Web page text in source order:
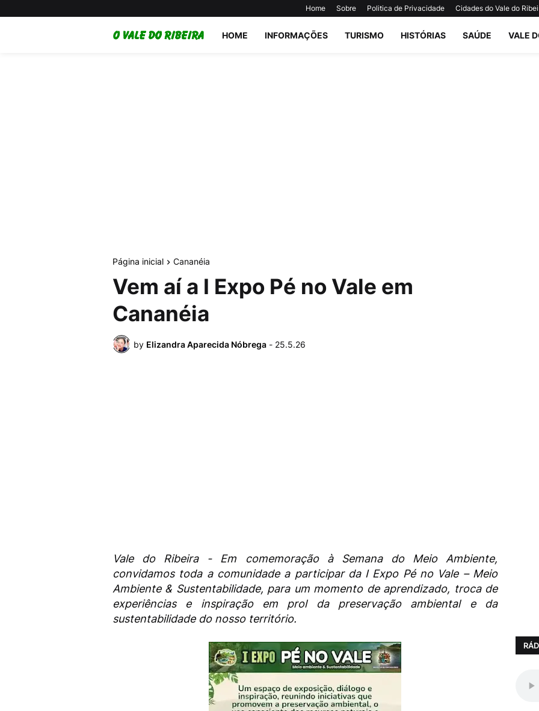
Home Sobre Politica de Privacidade Cidades do Vale do
HOME INFORMAÇÕES TURISMO HISTÓRIAS SAÚDE VALE
Página inicial Cananéia
Vem aí a I Expo Pé no Vale em
Cananéia
by Elizandra Aparecida Nóbrega - 25.5.26
Vale do Ribeira - Em comemoração à Semana do Meio Ambiente,
convidamos toda a comunidade a participar da I Expo Pé no Vale – Meio
Ambiente & Sustentabilidade, para um momento de aprendizado, troca de
experiências e inspiração em prol da preservação ambiental e da
sustentabilidade do nosso território.